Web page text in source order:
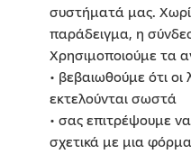
συστήματά μας.
παράδειγμα, η
Χρησιμοποιούμε τα
• βεβαιωθούμε ότι οι
εκτελούνται σωστά
• σας επιτρέψουμε
σχετικά με μια